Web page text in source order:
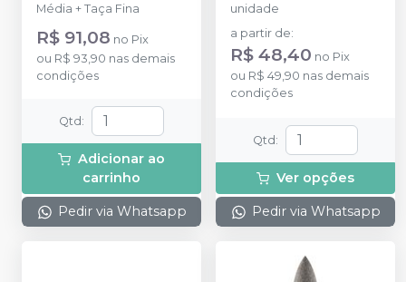
Média + Taça Fina
R$ 91,08 no Pix
ou R$ 93,90 nas demais
condições
Qtd :
Adicionar ao
carrinho
Pedir via Whatsapp
unidade
a partir de:
R$ 48,40 no Pix
ou R$ 49,90 nas demais
condições
Qtd :
Ver opções
Pedir via Whatsapp